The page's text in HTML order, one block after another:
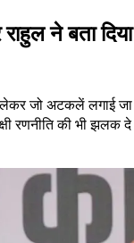
ने बता दिया
जो अटकलें लगाई जा
रणनीति की भी झलक दे